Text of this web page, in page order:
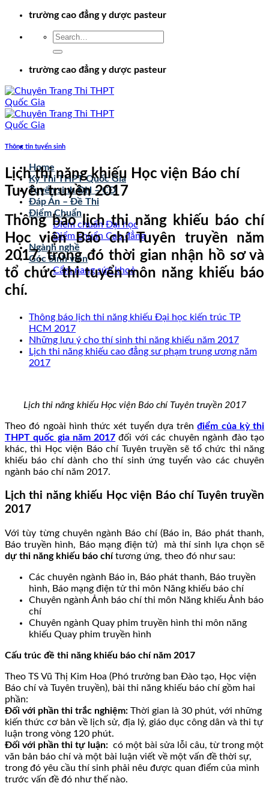
Chuyểntrường cao đẳng y dược pasteur
trường cao đẳng y dược pasteur
Home
Kỳ Thi THPT Quốc Gia
Tuyển sinh ĐH – CĐ
Đáp Án – Đề Thi
Điểm Chuẩn
Điểm chuẩn Đại học
Điểm chuẩn Cao đẳng
Ngành nghề
Góc Sinh viên
Cẩm nang sức khoẻ
Thông tin tuyển sinh
Lịch thi năng khiếu Học viện Báo chí
Tuyên truyền 2017
Thông báo lịch thi năng khiếu báo chí
Học viện Báo chí Tuyên truyền năm
2017, trong đó thời gian nhận hồ sơ và
tổ chức thi tuyển môn năng khiếu báo
chí.
Thông báo lịch thi năng khiếu Đại học kiến trúc TP
HCM 2017
Những lưu ý cho thí sinh thi năng khiếu năm 2017
Lịch thi năng khiếu cao đẳng sư phạm trung ương năm
2017
Lịch thi năng khiếu Học viện Báo chí Tuyên truyền 2017
Theo đó ngoài hình thức xét tuyển dựa trênđiểm của kỳ thi
THPT quốc gia năm 2017 đối với các chuyên ngành đào tạo
khác, thì Học viện Báo chí Tuyên truyền sẽ tổ chức thi năng
khiếu báo chí dành cho thí sinh ứng tuyển vào các chuyên
ngành báo chí năm 2017.
Lịch thi năng khiếu Học viện Báo chí Tuyên truyền
2017
Với tùy từng chuyên ngành Báo chí (Báo in, Báo phát thanh,
Báo truyền hình, Báo mạng điện tử) mà thí sinh lựa chọn sẽ
dự thi năng khiếu báo chítương ứng, theo đó như sau:
Các chuyên ngành Báo in, Báo phát thanh, Báo truyền
hình, Báo mạng điện tử thi môn Năng khiếu báo chí
Chuyên ngành Ảnh báo chí thi môn Năng khiếu Ảnh báo
chí
Chuyên ngành Quay phim truyền hình thi môn năng
khiếu Quay phim truyền hình
Cấu trúc đề thi năng khiếu báo chí năm 2017
Theo TS Vũ Thị Kim Hoa (Phó trưởng ban Đào tạo, Học viện
Báo chí và Tuyên truyền), bài thi năng khiếu báo chí gồm hai
phần:
Đối với phần thi trắc nghiệm: Thời gian là 30 phút, với những
kiến thức cơ bản về lịch sử, địa lý, giáo dục công dân và thi tự
luận trong vòng 120 phút.
Đối với phần thi tự luận: có một bài sửa lỗi câu, từ trong một
văn bản báo chí và một bài luận viết về một vấn đề thời sự,
trong đó yêu cầu thí sinh phải nêu được quan điểm của mình
trước vấn đề đó như thế nào.